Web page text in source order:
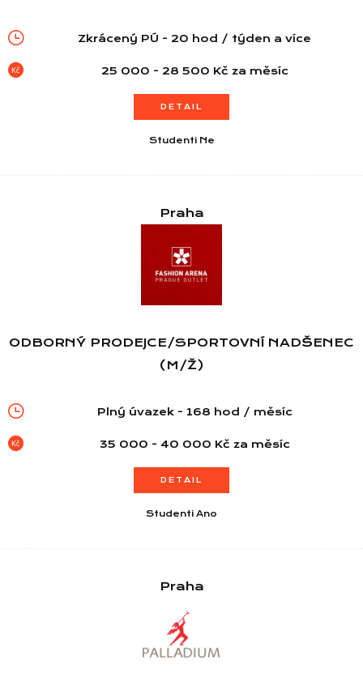
Seznam prodejen
Zkrácený PÚ - 20 hod / týden a více
25 000 - 28 500 Kč za měsíc
DETAIL
Studenti Ne
Praha
ODBORNÝ PRODEJCE/SPORTOVNÍ NADŠENEC
(M/Ž)
Plný úvazek - 168 hod / měsíc
35 000 - 40 000 Kč za měsíc
DETAIL
Studenti Ano
Praha